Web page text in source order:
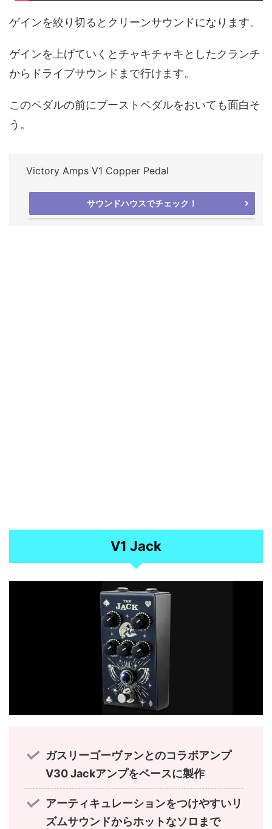
ゲインを絞り切るとクリーンサウンドになります。
ゲインを上げていくとチャキチャキとしたクランチ
からドライブサウンドまで行けます。
このペダルの前にブーストペダルをおいても面白そ
う。
Victory Amps V1 Copper Pedal
サウンドハウスでチェック！
V1 Jack
ガスリーゴーヴァンとのコラボアンプ
V30 Jackアンプをベースに製作
アーティキュレーションをつけやすいリ
ズムサウンドからホットなソロまで